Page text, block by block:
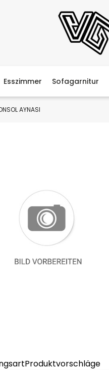
Esszimmer Sofagarnitur
AYNASI
Produktvorschläge